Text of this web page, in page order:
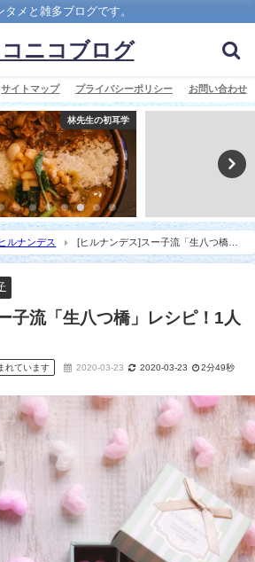
タメと雑多ブログです。
ニコブログ
サイトマップ プライバシーポリシー お問い合わせ
生の初耳学
ヒルナンデス
[ヒルナンデス]スー子流「生八つ橋」
子流「生八つ橋」レシピ！1人
れています 2020-03-23 2020-03-23 2分49秒